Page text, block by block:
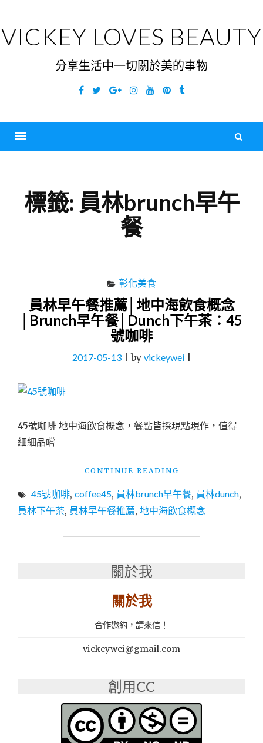
content
VICKEY LOVES BEAUTY
分享生活中一切關於美的事物
Facebook
TwitterGoogleInstagramYouTubePinterest
Tumblr
標籤: 員林brunch早午
餐
彰化美食
員林早午餐推薦│地中海飲食概念
│Brunch早午餐│Dunch下午茶：45
號咖啡
2017-05-13|by vickeywei|
45號咖啡 地中海飲食概念，餐點皆採現點現作，值得
細細品嚐
CONTINUE READING
早
午
│DUNCH
下
午
45號咖啡, coffee45, 員林brunch早午餐, 員林dunch,
員林下午茶, 員林早午餐推薦, 地中海飲食概念
關於我
關於我
合作邀約，請來信！
vickeywei@gmail.com
創用CC